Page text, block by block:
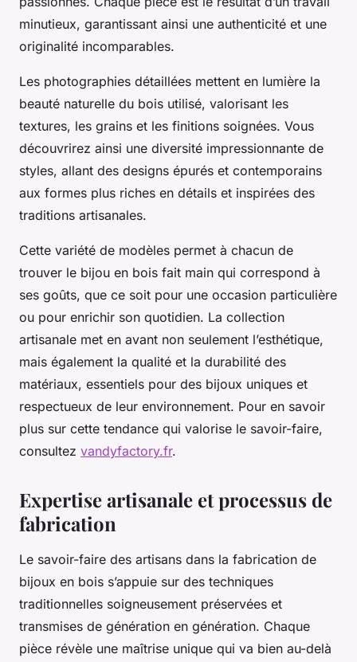
minutieux, garantissant ainsi une authenticité et une
originalité incomparables.
Les photographies détaillées mettent en lumière la
beauté naturelle du bois utilisé, valorisant les
textures, les grains et les finitions soignées. Vous
découvrirez ainsi une diversité impressionnante de
styles, allant des designs épurés et contemporains
aux formes plus riches en détails et inspirées des
traditions artisanales.
Cette variété de modèles permet à chacun de
trouver le bijou en bois fait main qui correspond à
ses goûts, que ce soit pour une occasion particulière
ou pour enrichir son quotidien. La collection
artisanale met en avant non seulement l’esthétique,
mais également la qualité et la durabilité des
matériaux, essentiels pour des bijoux uniques et
respectueux de leur environnement. Pour en savoir
plus sur cette tendance qui valorise le savoir-faire,
consultez vandyfactory.fr.
Expertise artisanale et processus de
fabrication
Le savoir-faire des artisans dans la fabrication de
bijoux en bois s’appuie sur des techniques
traditionnelles soigneusement préservées et
transmises de génération en génération. Chaque
pièce révèle une maîtrise unique qui va bien au-delà